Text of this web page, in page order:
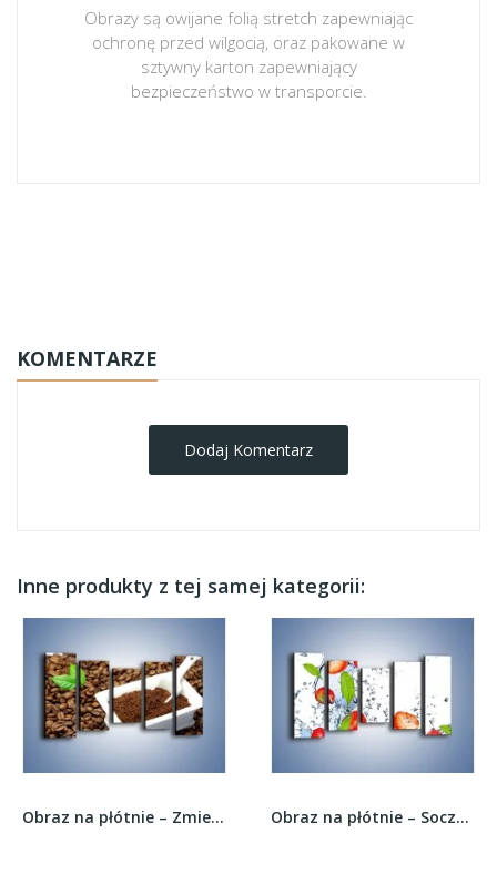
Obrazy są owijane folią stretch zapewniając
ochronę przed wilgocią, oraz pakowane w
sztywny karton zapewniający
bezpieczeństwo w transporcie.
KOMENTARZE
Dodaj Komentarz
Inne produkty z tej samej kategorii:
Obraz na płótnie – Zmielona kawa –... Obraz na płótnie – Soczyste truskawki z miętą –...